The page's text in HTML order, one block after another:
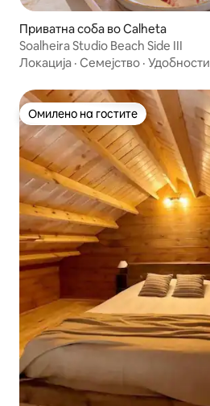
Приватна соба во Calheta
Soalheira Studio Beach Side III
Локација · Семејство · Удобности
Омилено на гостите
Омилено на гостите